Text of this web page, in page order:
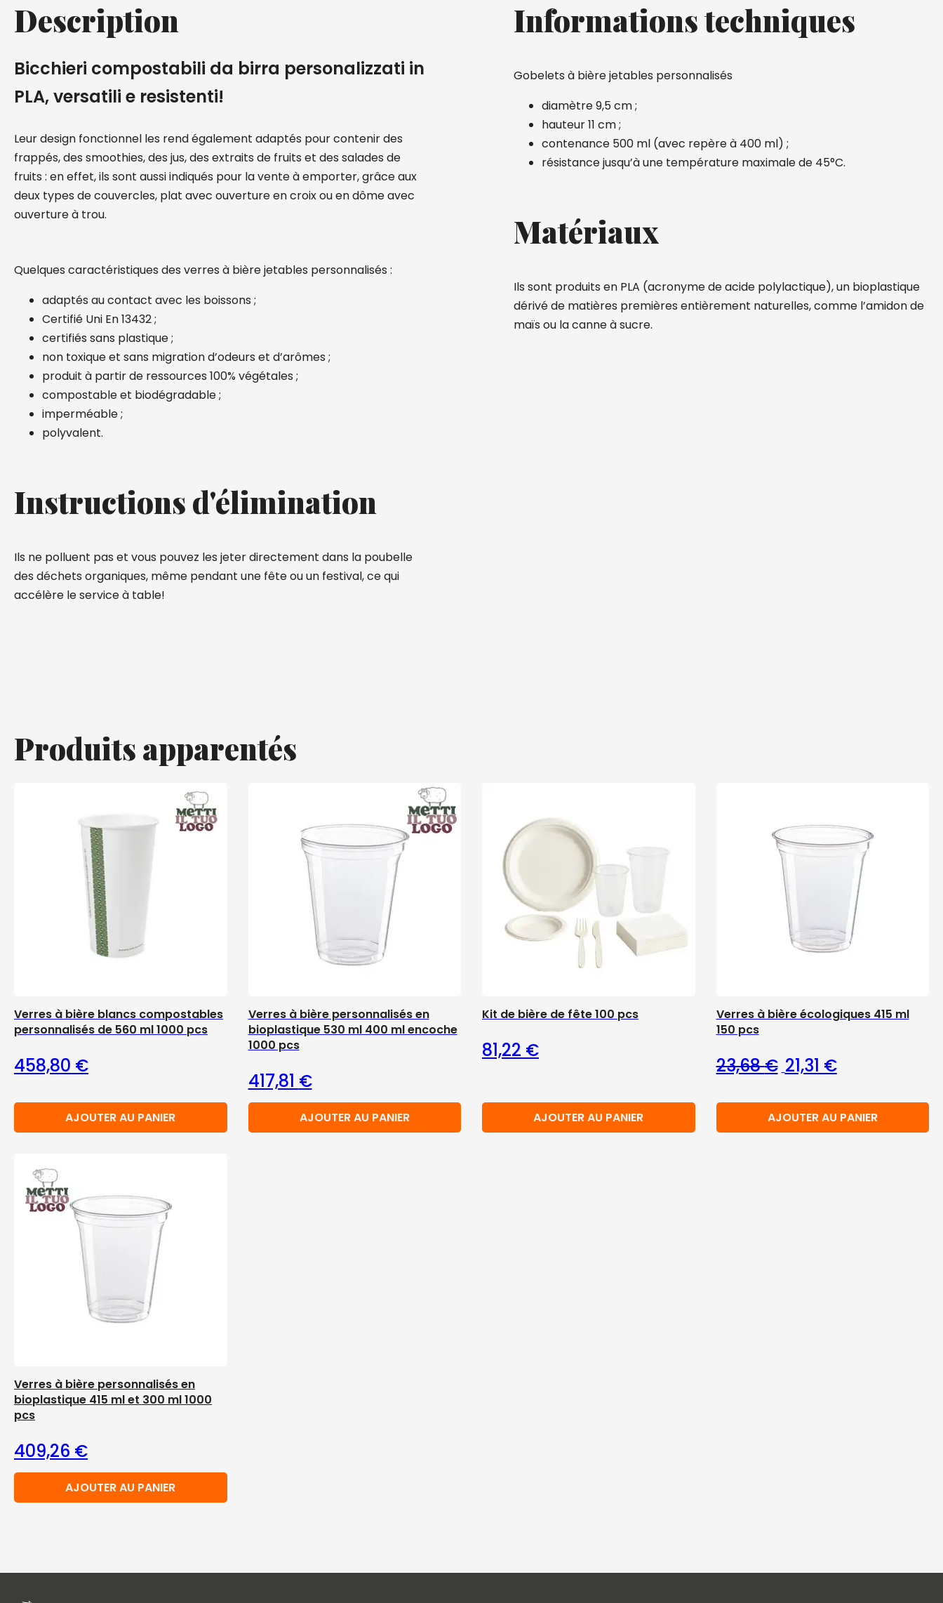
Description
Bicchieri compostabili da birra personalizzati in
PLA, versatili e resistenti!
Leur design fonctionnel les rend également adaptés pour contenir des
frappés, des smoothies, des jus, des extraits de fruits et des salades de
fruits : en effet, ils sont aussi indiqués pour la vente à emporter, grâce aux
deux types de couvercles, plat avec ouverture en croix ou en dôme avec
ouverture à trou.
Quelques caractéristiques des verres à bière jetables personnalisés :
adaptés au contact avec les boissons ;
Certifié Uni En 13432 ;
certifiés sans plastique ;
non toxique et sans migration d’odeurs et d’arômes ;
produit à partir de ressources 100% végétales ;
compostable et biodégradable ;
imperméable ;
polyvalent.
Instructions d'élimination
Ils ne polluent pas et vous pouvez les jeter directement dans la poubelle
des déchets organiques, même pendant une fête ou un festival, ce qui
accélère le service à table!
Informations techniques
Gobelets à bière jetables personnalisés
diamètre 9,5 cm ;
hauteur 11 cm ;
contenance 500 ml (avec repère à 400 ml) ;
résistance jusqu’à une température maximale de 45°C.
Matériaux
Ils sont produits en PLA (acronyme de acide polylactique), un bioplastique
dérivé de matières premières entièrement naturelles, comme l’amidon de
maïs ou la canne à sucre.
Produits apparentés
Verres à bière blancs compostables
personnalisés de 560 ml 1000 pcs
458,80 €
AJOUTER AU PANIER
Verres à bière personnalisés en
bioplastique 530 ml 400 ml encoche
1000 pcs
417,81 €
AJOUTER AU PANIER
Kit de bière de fête 100 pcs
81,22 €
AJOUTER AU PANIER
Verres à bière écologiques 415 ml
150 pcs
23,68€ Le prix initial était :
21,31 €Le prix actuel
AJOUTER AU PANIER
Verres à bière personnalisés en
bioplastique 415 ml et 300 ml 1000
pcs
409,26 €
AJOUTER AU PANIER